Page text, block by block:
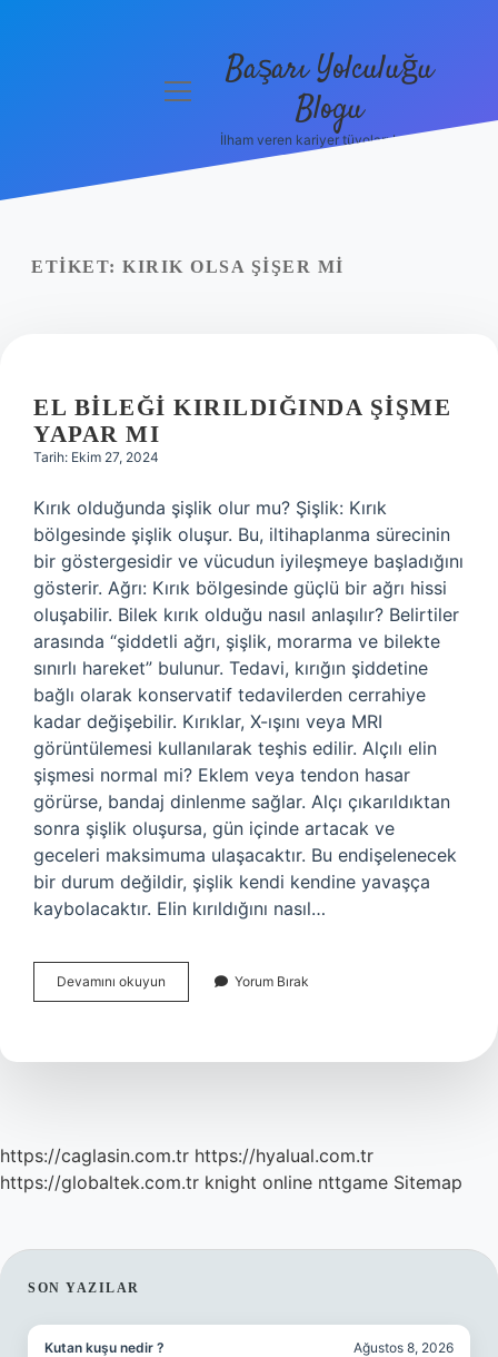
menüyüBaşarı Yolculuğu
Blogu
İlham veren kariyer tüyoları burada!
ETIKET: KIRIK OLSA ŞIŞER MI
EL BILEĞI KIRILDIĞINDA ŞIŞME
YAPAR MI
Tarih: Ekim 27, 2024
Kırık olduğunda şişlik olur mu? Şişlik: Kırık
bölgesinde şişlik oluşur. Bu, iltihaplanma sürecinin
bir göstergesidir ve vücudun iyileşmeye başladığını
gösterir. Ağrı: Kırık bölgesinde güçlü bir ağrı hissi
oluşabilir. Bilek kırık olduğu nasıl anlaşılır? Belirtiler
arasında “şiddetli ağrı, şişlik, morarma ve bilekte
sınırlı hareket” bulunur. Tedavi, kırığın şiddetine
bağlı olarak konservatif tedavilerden cerrahiye
kadar değişebilir. Kırıklar, X-ışını veya MRI
görüntülemesi kullanılarak teşhis edilir. Alçılı elin
şişmesi normal mi? Eklem veya tendon hasar
görürse, bandaj dinlenme sağlar. Alçı çıkarıldıktan
sonra şişlik oluşursa, gün içinde artacak ve
geceleri maksimuma ulaşacaktır. Bu endişelenecek
bir durum değildir, şişlik kendi kendine yavaşça
kaybolacaktır. Elin kırıldığını nasıl…
Devamını okuyun
Bileği
Yapar
Yorum Bırak
https://caglasin.com.tr https://hyalual.com.tr
https://globaltek.com.tr knight online nttgame Sitemap
SIDEBAR
SON YAZILAR
Kutan kuşu nedir ? Ağustos 8, 2026